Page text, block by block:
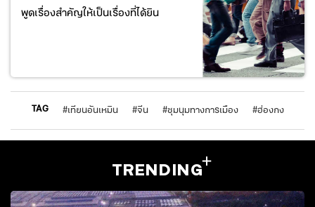
พูดเรื่องสำคัญให้เป็นเรื่องที่ได้ยิน
TAG #เทียนอันเหมิน #จีน #ชุมนุมทางการเมือง #ฮ่องกง
TRENDING